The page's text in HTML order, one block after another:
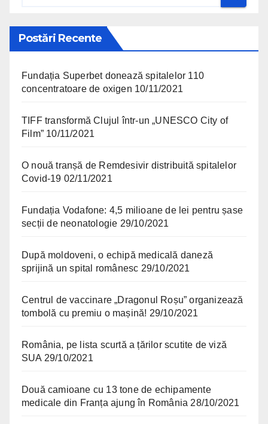
Postări Recente
Fundația Superbet donează spitalelor 110
concentratoare de oxigen 10/11/2021
TIFF transformă Clujul într-un „UNESCO City of
Film” 10/11/2021
O nouă tranșă de Remdesivir distribuită spitalelor
Covid-19 02/11/2021
Fundația Vodafone: 4,5 milioane de lei pentru șase
secții de neonatologie 29/10/2021
După moldoveni, o echipă medicală daneză
sprijină un spital românesc 29/10/2021
Centrul de vaccinare „Dragonul Roșu” organizează
tombolă cu premiu o mașină! 29/10/2021
România, pe lista scurtă a țărilor scutite de viză
SUA 29/10/2021
Două camioane cu 13 tone de echipamente
medicale din Franța ajung în România 28/10/2021